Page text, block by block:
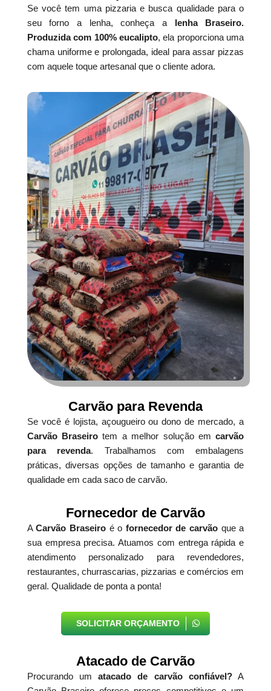
Se você tem uma pizzaria e busca qualidade para o
seu forno a lenha, conheça a lenha Braseiro.
Produzida com 100% eucalipto, ela proporciona uma
chama uniforme e prolongada, ideal para assar pizzas
com aquele toque artesanal que o cliente adora.
Carvão para Revenda
Se você é lojista, açougueiro ou dono de mercado, a
Carvão Braseiro tem a melhor solução emcarvão
para revenda. Trabalhamos com embalagens
práticas, diversas opções de tamanho e garantia de
qualidade em cada saco de carvão.
Fornecedor de Carvão
ACarvão Braseiro é o fornecedor de carvão que a
sua empresa precisa. Atuamos com entrega rápida e
atendimento personalizado para revendedores,
restaurantes, churrascarias, pizzarias e comércios em
geral. Qualidade de ponta a ponta!
SOLICITAR ORÇAMENTO
Atacado de Carvão
Procurando umatacado de carvão confiável?A